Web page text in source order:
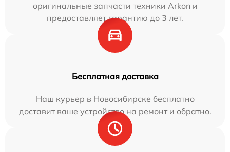
оригинальные запчасти техники Arkon и
предоставляет гарантию до 3 лет.
Бесплатная доставка
Наш курьер в Новосибирске бесплатно
доставит ваше устройство на ремонт и обратно.